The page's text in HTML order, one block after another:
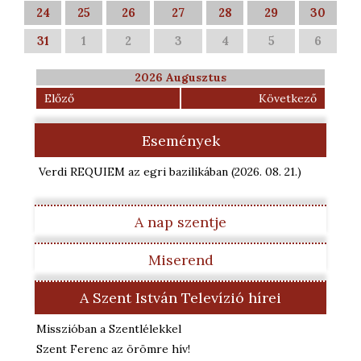
24 25 26 27 28 29
30
31
1 2 3 4 5 6
2026 Augusztus
Előző
Következő
Események
Verdi REQUIEM az egri bazilikában (2026. 08. 21.)
A nap szentje
Miserend
A Szent István Televízió hírei
Misszióban a Szentlélekkel
Szent Ferenc az örömre hív!